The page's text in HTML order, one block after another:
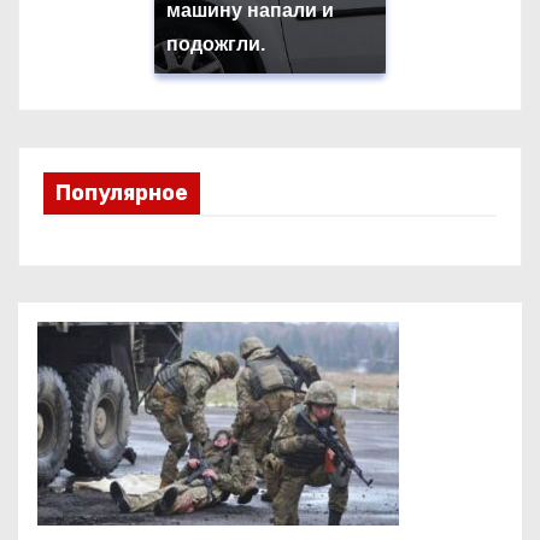
машину напали и
подожгли.
Популярное